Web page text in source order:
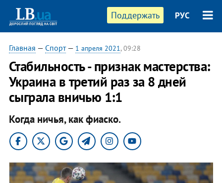
Поддержать РУС
Главная — Спорт— 1 апреля 2021, 09:28
Стабильность - признак мастерства:
Украина в третий раз за 8 дней
сыграла вничью 1:1
Когда ничья, как фиаско.